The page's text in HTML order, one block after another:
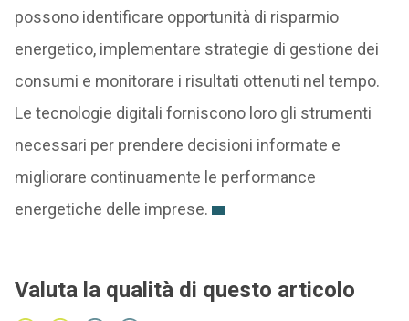
possono identificare opportunità di risparmio
energetico, implementare strategie di gestione dei
consumi e monitorare i risultati ottenuti nel tempo.
Le tecnologie digitali forniscono loro gli strumenti
necessari per prendere decisioni informate e
migliorare continuamente le performance
energetiche delle imprese.
Valuta la qualità di questo articolo